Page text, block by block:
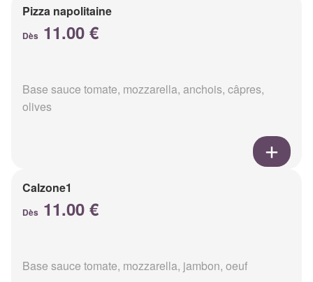
Pizza napolitaine
Dès 11.00 €
Base sauce tomate, mozzarella, anchois, câpres,
olives
Calzone1
Dès 11.00 €
Base sauce tomate, mozzarella, jambon, oeuf